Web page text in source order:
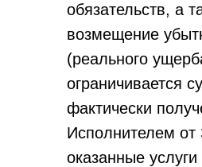
обязательств, а
возмещение
(реального
ограничивается
фактически
Исполнителем от
оказанные